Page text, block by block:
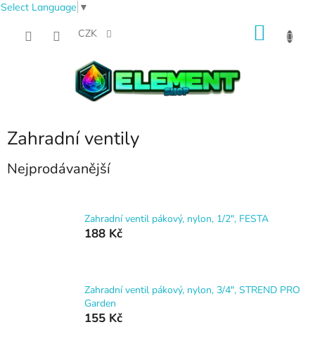
Select Language ▼
CZK
Zahradní ventily
Nejprodávanější
Zahradní ventil pákový, nylon, 1/2", FESTA
188 Kč
Zahradní ventil pákový, nylon, 3/4", STREND PRO
Garden
155 Kč